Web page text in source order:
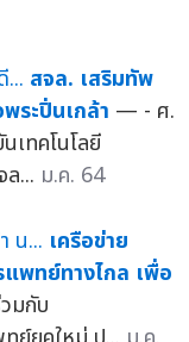
สจล. เสริมทัพ
ระปิ่นเกล้า — - ศ.
เทคโนโลยี
... ม.ค. 64
เครือข่าย
แพทย์ทางไกล เพื่อ
มกับ